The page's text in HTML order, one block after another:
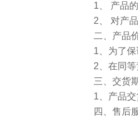
1、 产品的
2、 对产品
二、产品价
1、为了保证
2、在同等竞
三、交货期
1、产品交货
四、售后服